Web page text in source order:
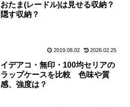
おたま(レードル)は見せる収納？
隠す収納？
2019.08.02 2026.02.25
イデアコ・無印・100均セリアの
ラップケースを比較 色味や質
感、強度は？